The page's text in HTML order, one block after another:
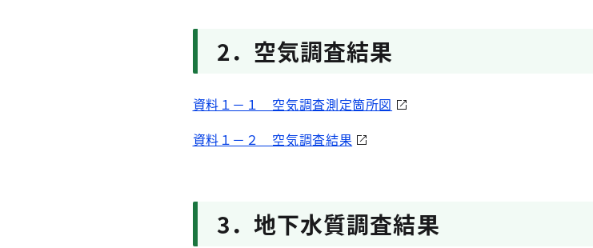
2．空気調査結果
資料１－１ 空気調査測定箇所図
資料１－２ 空気調査結果
3．地下水質調査結果